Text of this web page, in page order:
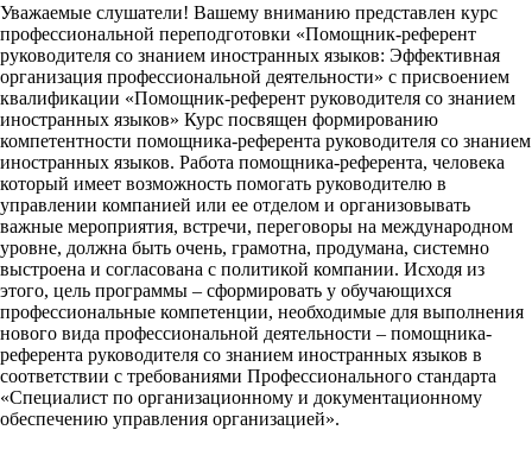
Уважаемые слушатели! Вашему вниманию представлен курс
профессиональной переподготовки «Помощник-референт
руководителя со знанием иностранных языков: Эффективная
организация профессиональной деятельности» с присвоением
квалификации «Помощник-референт руководителя со знанием
иностранных языков» Курс посвящен формированию
компетентности помощника-референта руководителя со знанием
иностранных языков. Работа помощника-референта, человека
который имеет возможность помогать руководителю в
управлении компанией или ее отделом и организовывать
важные мероприятия, встречи, переговоры на международном
уровне, должна быть очень, грамотна, продумана, системно
выстроена и согласована с политикой компании. Исходя из
этого, цель программы – сформировать у обучающихся
профессиональные компетенции, необходимые для выполнения
нового вида профессиональной деятельности – помощника-
референта руководителя со знанием иностранных языков в
соответствии с требованиями Профессионального стандарта
«Специалист по организационному и документационному
обеспечению управления организацией».